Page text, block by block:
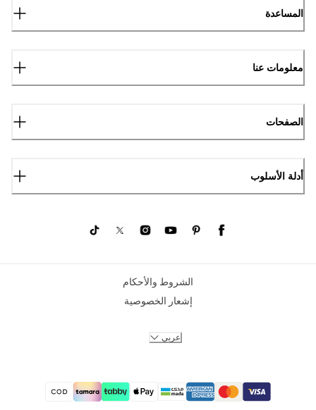
المساعدة
معلومات عنا
الصفحات
أدلة الأسلوب
الشروط والأحكام
إشعار الخصوصية
عربي